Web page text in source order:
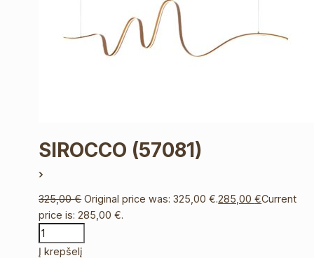
SIROCCO (57081)
325,00€ Original price was: 325,00 €.285,00€Current
price is: 285,00 €.
Į krepšelį